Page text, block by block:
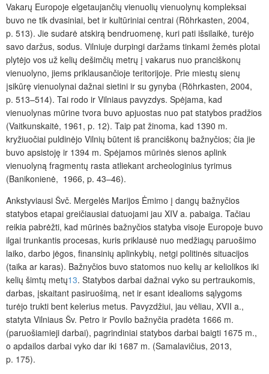
Vakarų Europoje elgetaujančių vienuolių vienuolynų kompleksai
buvo ne tik dvasiniai, bet ir kultūriniai centrai (Röhrkasten, 2004,
p. 513). Jie sudarė atskirą bendruomenę, kuri pati išsilaikė, turėjo
savo daržus, sodus. Vilniuje durpingi daržams tinkami žemės plotai
plytėjo vos už kelių dešimčių metrų į vakarus nuo pranciškonų
vienuolyno, jiems priklausančioje teritorijoje. Prie miestų sienų
įsikūrę vienuolynai dažnai sietini ir su gynyba (Röhrkasten, 2004,
p. 513–514). Tai rodo ir Vilniaus pavyzdys. Spėjama, kad
vienuolynas mūrine tvora buvo apjuostas nuo pat statybos pradžios
(Vaitkunskaitė, 1961, p. 12). Taip pat žinoma, kad 1390 m.
kryžiuočiai puldinėjo Vilnių būtent iš pranciškonų bažnyčios; čia jie
buvo apsistoję ir 1394 m. Spėjamos mūrinės sienos aplink
vienuolyną fragmentų rasta atliekant archeologinius tyrimus
(Banikonienė, 1966, p. 43–46).
Ankstyviausi Švč. Mergelės Marijos Ėmimo į dangų bažnyčios
statybos etapai greičiausiai datuojami jau XIV a. pabaiga. Tačiau
reikia pabrėžti, kad mūrinės bažnyčios statyba visoje Europoje buvo
ilgai trunkantis procesas, kuris priklausė nuo medžiagų paruošimo
laiko, darbo jėgos, finansinių aplinkybių, netgi politinės situacijos
(taika ar karas). Bažnyčios buvo statomos nuo kelių ar keliolikos iki
kelių šimtų metų13. Statybos darbai dažnai vyko su pertraukomis,
darbas, įskaitant pasiruošimą, net ir esant idealioms sąlygoms
turėjo trukti bent kelerius metus. Pavyzdžiui, jau vėliau, XVII a.,
statyta Vilniaus Šv. Petro ir Povilo bažnyčia pradėta 1666 m.
(paruošiamieji darbai), pagrindiniai statybos darbai baigti 1675 m.,
o apdailos darbai vyko dar iki 1687 m. (Samalavičius, 2013,
p. 175).